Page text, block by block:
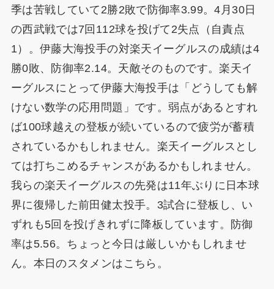
季は苦戦していて2勝2敗で防御率3.99。4月30日
の西武戦では7回112球を投げて2失点（自責点
1）。伊藤大海投手の対楽天イーグルスの成績は4
勝0敗、防御率2.14。天敵そのものです。楽天イ
ーグルスにとって伊藤大海投手は「どうしても解
けない数学の応用問題」です。弱点があるとすれ
ば100球越えの登板が続いているので疲労が蓄積
されているかもしれません。楽天イーグルスとし
ては打ちこめるチャンスがあるかもしれません。
我らの楽天イーグルスの先発は11年ぶりに日本球
界に復帰した前田健太投手。3試合に登板し、い
ずれも5回を投げきれずに降板しています。防御
率は5.56。ちょっと今日は厳しいかもしれませ
ん。本日のスタメンはこちら。